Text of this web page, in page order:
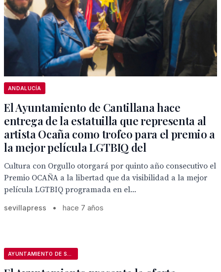
ANDALUCÍA
El Ayuntamiento de Cantillana hace
entrega de la estatuilla que representa al
artista Ocaña como trofeo para el premio a
la mejor película LGTBIQ del
Cultura con Orgullo otorgará por quinto año consecutivo el
Premio OCAÑA a la libertad que da visibilidad a la mejor
película LGTBIQ programada en el...
sevillapress • hace 7 años